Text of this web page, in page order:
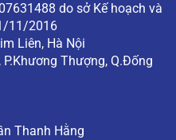
do sở Kế hoạch và
11/2016
Liên, Hà Nội
Thượng, Q.Đống
Thanh Hằng